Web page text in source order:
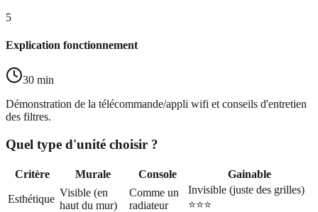
5
Explication fonctionnement
30 min
Démonstration de la télécommande/appli wifi et conseils d'entretien
des filtres.
Quel type d'unité choisir ?
Critère Murale Console Gainable
Esthétique
Visible (en
haut du mur)
Comme un
radiateur
Invisible (juste des grilles)
⭐⭐⭐